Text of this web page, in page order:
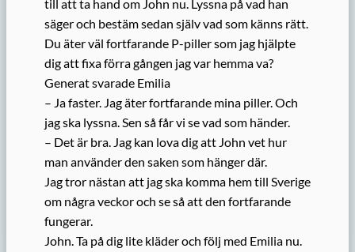
till att ta hand om John nu. Lyssna på vad han
säger och bestäm sedan själv vad som känns rätt.
Du äter väl fortfarande P-piller som jag hjälpte
dig att fixa förra gången jag var hemma va?
Generat svarade Emilia
– Ja faster. Jag äter fortfarande mina piller. Och
jag ska lyssna. Sen så får vi se vad som händer.
– Det är bra. Jag kan lova dig att John vet hur
man använder den saken som hänger där.
Jag tror nästan att jag ska komma hem till Sverige
om några veckor och se så att den fortfarande
fungerar.
John. Ta på dig lite kläder och följ med Emilia nu.